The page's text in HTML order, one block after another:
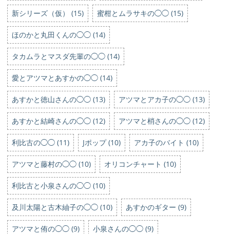
新シリーズ（仮） (15) 蜜柑とムラサキの◯◯ (15)
ほのかと丸田くんの◯◯ (14)
タカムラとマスダ先輩の◯◯ (14)
愛とアツマとあすかの◯◯ (14)
あすかと徳山さんの◯◯ (13) アツマとアカ子の◯◯ (13)
あすかと結崎さんの◯◯ (12) アツマと梢さんの◯◯ (12)
利比古の◯◯ (11) Jポップ (10) アカ子のバイト (10)
アツマと藤村の◯◯ (10) オリコンチャート (10)
利比古と小泉さんの◯◯ (10)
及川太陽と古木紬子の◯◯ (10) あすかのギター (9)
アツマと侑の◯◯ (9) 小泉さんの◯◯ (9)